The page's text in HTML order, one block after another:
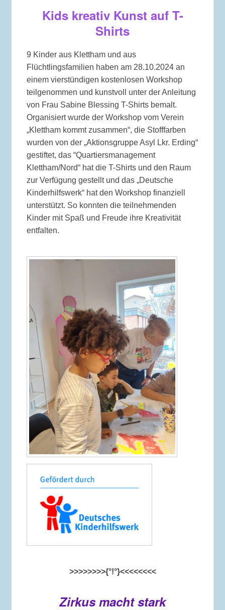
Kids kreativ Kunst auf T-
Shirts
9 Kinder aus Klettham und aus
Flüchtlingsfamilien haben am 28.10.2024 an
einem vierstündigen kostenlosen Workshop
teilgenommen und kunstvoll unter der Anleitung
von Frau Sabine Blessing T-Shirts bemalt.
Organisiert wurde der Workshop vom Verein
„Klettham kommt zusammen“, die Stofffarben
wurden von der „Aktionsgruppe Asyl Lkr. Erding“
gestiftet, das “Quartiersmanagement
Klettham/Nord“ hat die T-Shirts und den Raum
zur Verfügung gestellt und das „Deutsche
Kinderhilfswerk“ hat den Workshop finanziell
unterstützt. So konnten die teilnehmenden
Kinder mit Spaß und Freude ihre Kreativität
entfalten.
>>>>>>>>{°!°}<<<<<<<<
Zirkus macht stark